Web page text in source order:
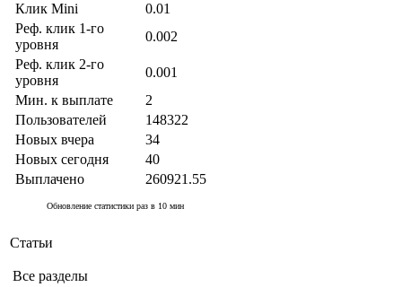
Клик Mini
0.01
Реф. клик 1-го
уровня
0.002
Реф. клик 2-го
уровня
0.001
Мин. к выплате
2
Пользователей
148322
Новых вчера
34
Новых сегодня
40
Выплачено
260921.55
Обновление статистики раз в 10 мин
Статьи
Все разделы